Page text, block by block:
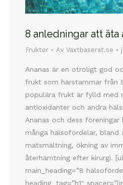
8 anledningar att äta
Frukter Av Växtbaserat.se
Ananas är en otroligt god
frukt som härstammar från
populära frukt är fylld med
antioxidanter och andra
Ananas och dess
många hälsofördelar, bland
matsmältning, ökning av
återhämtning efter kirurgi.
main_heading=”8
heading_tag=”h1″